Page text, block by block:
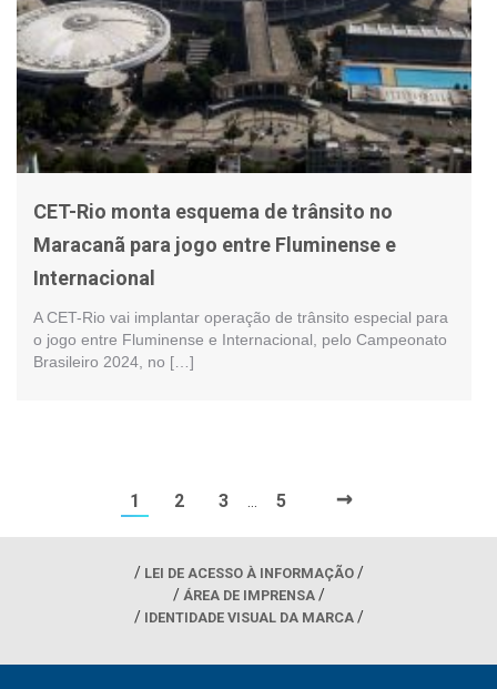
CET-Rio monta esquema de trânsito no
Maracanã para jogo entre Fluminense e
Internacional
A CET-Rio vai implantar operação de trânsito especial para
o jogo entre Fluminense e Internacional, pelo Campeonato
Brasileiro 2024, no […]
1 2 3 5 →
LEI DE ACESSO À INFORMAÇÃO
ÁREA DE IMPRENSA
IDENTIDADE VISUAL DA MARCA